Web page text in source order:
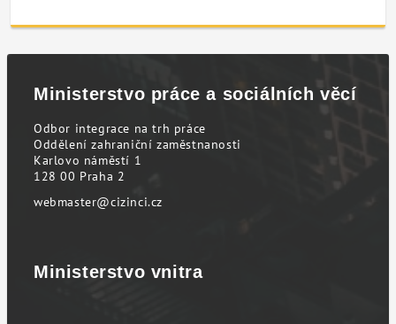
Ministerstvo práce a sociálních věcí
Odbor integrace na trh práce
Oddělení zahraniční zaměstnanosti
Karlovo náměstí 1
128 00 Praha 2
webmaster@cizinci.cz
Ministerstvo vnitra